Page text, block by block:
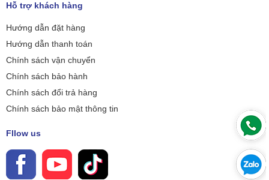
Hỗ trợ khách hàng
Hướng dẫn đặt hàng
Hướng dẫn thanh toán
Chính sách vận chuyển
Chính sách bảo hành
Chính sách đổi trả hàng
Chính sách bảo mật thông tin
Fllow us